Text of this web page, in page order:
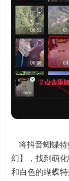
将抖音蝴蝶特
幻】，找到萌
和白色的蝴蝶